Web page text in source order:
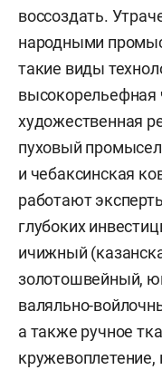
воссоздать.
народными
такие виды
высокорельефная
художественная
пуховый
и чебаксинская
работают
глубоких
ичижный
золотошвейный,
валяльно-
а также ручное
кружевоплетение,